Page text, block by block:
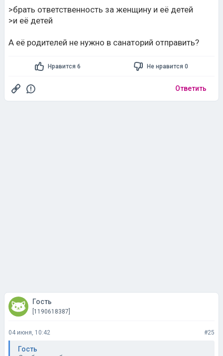
>брать ответственность за женщину и её детей
>и её детей
А её родителей не нужно в санаторий отправить?
Нравится 6 Не нравится 0
Ответить
Гость
[1190618387]
04 июня, 10:42 #25
Гость